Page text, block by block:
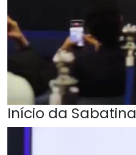
Início da Sabatina